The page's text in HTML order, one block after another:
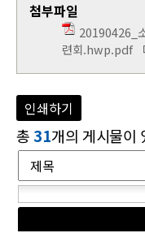
첨부파일
20190426_
련회.hwp.pdf
인쇄하기
총 31개의 게시물이